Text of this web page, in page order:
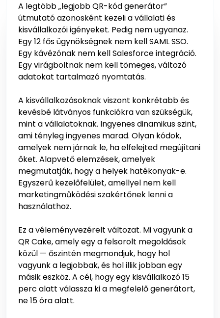
A legtöbb „legjobb QR-kód generátor”
útmutató azonosként kezeli a vállalati és
kisvállalkozói igényeket. Pedig nem ugyanaz.
Egy 12 fős ügynökségnek nem kell SAML SSO.
Egy kávézónak nem kell Salesforce integráció.
Egy virágboltnak nem kell tömeges, változó
adatokat tartalmazó nyomtatás.
A kisvállalkozásoknak viszont konkrétabb és
kevésbé látványos funkciókra van szükségük,
mint a vállalatoknak. Ingyenes dinamikus szint,
ami tényleg ingyenes marad. Olyan kódok,
amelyek nem járnak le, ha elfelejted megújítani
őket. Alapvető elemzések, amelyek
megmutatják, hogy a helyek hatékonyak-e.
Egyszerű kezelőfelület, amellyel nem kell
marketingműködési szakértőnek lenni a
használathoz.
Ez a véleményvezérelt változat. Mi vagyunk a
QR Cake, amely egy a felsorolt megoldások
közül — őszintén megmondjuk, hogy hol
vagyunk a legjobbak, és hol illik jobban egy
másik eszköz. A cél, hogy egy kisvállalkozó 15
perc alatt válassza ki a megfelelő generátort,
ne 15 óra alatt.